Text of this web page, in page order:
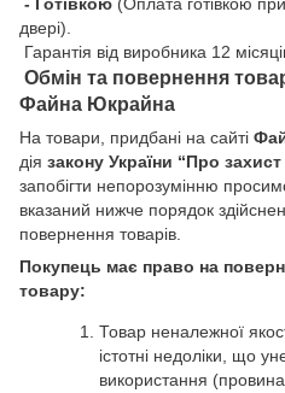
- Готівкою (Оплата готівкою
двері).
Гарантія від виробника 12
Обмін та повернення
Файна Юкрайна
На товари, придбані на сайті
дія закону України “Про
запобігти непорозумінню
вказаний нижче порядок
повернення товарів.
Покупець має право на
товару:
Товар неналежної
істотні недоліки, що
використання